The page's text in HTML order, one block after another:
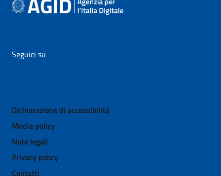
Seguici su
Dichiarazione di accessibilità
Media policy
Note legali
Privacy policy
Contatti